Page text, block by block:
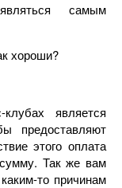
самым
хороши?
является
предоставляют
этого оплата
Так же вам
то причинам